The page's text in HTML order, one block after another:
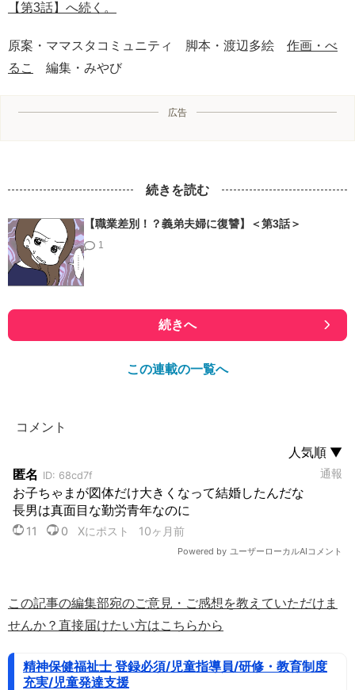
【第3話】へ続く。
原案・ママスタコミュニティ 脚本・渡辺多絵 作画・べ
るこ
編集・みやび
広告
続きを読む
【職業差別！？義弟夫婦に復讐】＜第3話＞
1
続きへ
この連載の一覧へ
この記事の編集部宛のご意見・ご感想を教えていただけま
せんか？直接届けたい方はこちらから
精神保健福祉士 登録必須/児童指導員/研修・教育制度
充実/児童発達支援